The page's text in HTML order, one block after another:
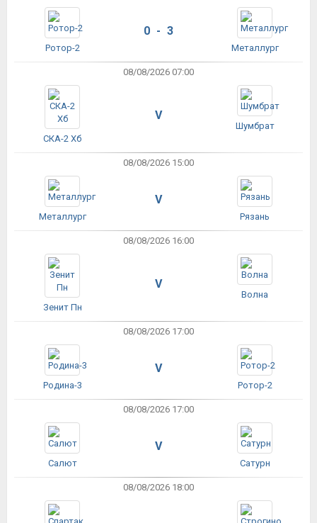
Ротор-2
0 - 3
Металлург
08/08/2026 07:00
СКА-2 Хб
V
Шумбрат
08/08/2026 15:00
Металлург
V
Рязань
08/08/2026 16:00
Зенит Пн
V
Волна
08/08/2026 17:00
Родина-3
V
Ротор-2
08/08/2026 17:00
Салют
V
Сатурн
08/08/2026 18:00